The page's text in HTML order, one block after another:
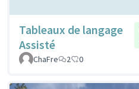
Tableaux de langage
Assisté
ChaFre
2 0